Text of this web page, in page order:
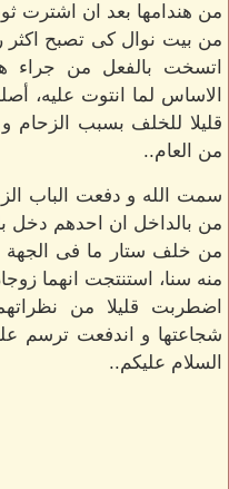
من هندامها بعد ان اشترت
من بيت نوال كى تصبح اكثر
اتسخت بالفعل من جراء
الاساس لما انتوت عليه،
قليلا للخلف بسبب الزحام
من العام..
سمت الله و دفعت الباب
من بالداخل ان احدهم دخل
من خلف ستار ما فى الجهة
منه سنا، استنتجت انهما
اضطربت قليلا من
شجاعتها و اندفعت ترسم
السلام عليكم..